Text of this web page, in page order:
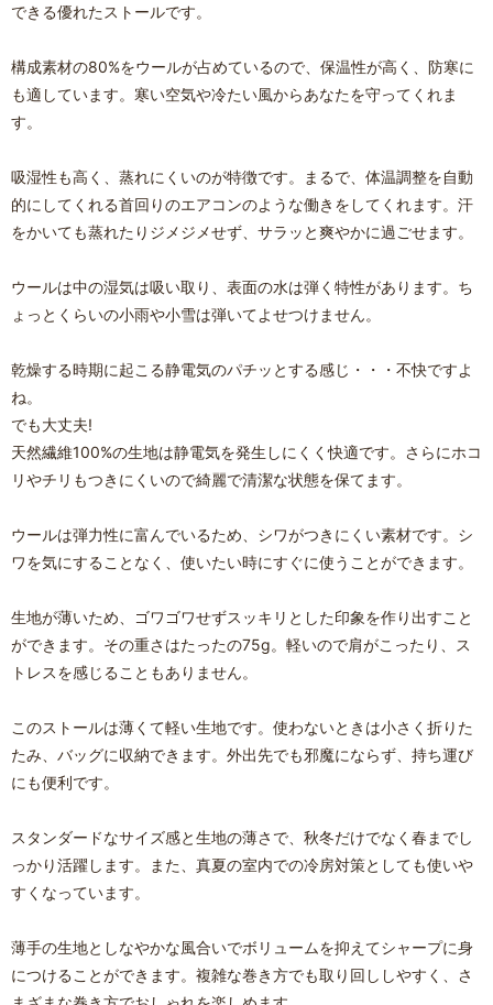
できる優れたストールです。
構成素材の80%をウールが占めているので、保温性が高く、防寒に
も適しています。寒い空気や冷たい風からあなたを守ってくれま
す。
吸湿性も高く、蒸れにくいのが特徴です。まるで、体温調整を自動
的にしてくれる首回りのエアコンのような働きをしてくれます。汗
をかいても蒸れたりジメジメせず、サラッと爽やかに過ごせます。
ウールは中の湿気は吸い取り、表面の水は弾く特性があります。ち
ょっとくらいの小雨や小雪は弾いてよせつけません。
乾燥する時期に起こる静電気のパチッとする感じ・・・不快ですよ
ね。
でも大丈夫!
天然繊維100%の生地は静電気を発生しにくく快適です。さらにホコ
リやチリもつきにくいので綺麗で清潔な状態を保てます。
ウールは弾力性に富んでいるため、シワがつきにくい素材です。シ
ワを気にすることなく、使いたい時にすぐに使うことができます。
生地が薄いため、ゴワゴワせずスッキリとした印象を作り出すこと
ができます。その重さはたったの75g。軽いので肩がこったり、ス
トレスを感じることもありません。
このストールは薄くて軽い生地です。使わないときは小さく折りた
たみ、バッグに収納できます。外出先でも邪魔にならず、持ち運び
にも便利です。
スタンダードなサイズ感と生地の薄さで、秋冬だけでなく春までし
っかり活躍します。また、真夏の室内での冷房対策としても使いや
すくなっています。
薄手の生地としなやかな風合いでボリュームを抑えてシャープに身
につけることができます。複雑な巻き方でも取り回ししやすく、さ